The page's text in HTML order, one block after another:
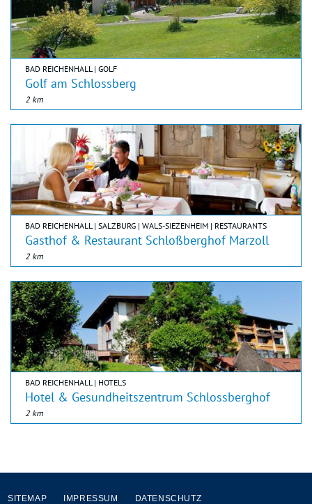
BAD REICHENHALL | GOLF
Golf am Schlossberg
2 km
BAD REICHENHALL | SALZBURG | WALS-SIEZENHEIM | RESTAURANTS
Gasthof & Restaurant Schloßberghof Marzoll
2 km
BAD REICHENHALL | HOTELS
Hotel & Gesundheitszentrum Schlossberghof
2 km
SITEMAP IMPRESSUM DATENSCHUTZ